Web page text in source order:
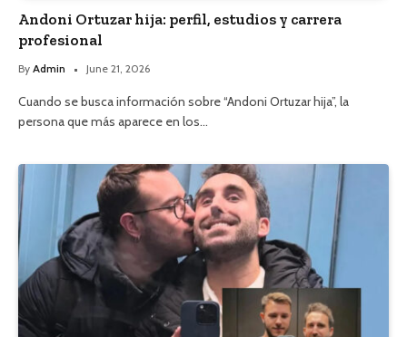
Andoni Ortuzar hija: perfil, estudios y carrera
profesional
By Admin June 21, 2026
Cuando se busca información sobre “Andoni Ortuzar hija”, la
persona que más aparece en los…